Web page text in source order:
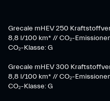
Grecale mHEV 250
8,8 l/100 km* // CO₂-
CO₂-Klasse: G
Grecale mHEV 300
8,8 l/100 km* // CO₂-
CO₂-Klasse: G